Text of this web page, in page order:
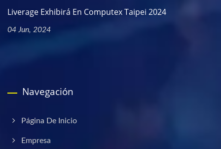
Liverage Exhibirá En Computex Taipei 2024
04 Jun, 2024
Navegación
Página De Inicio
Empresa